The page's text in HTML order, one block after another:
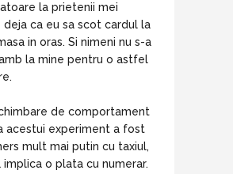
la prietenii mei
deja ca eu sa scot cardul la
in oras. Si nimeni nu s-a
la mine pentru o astfel
de comportament
acestui experiment a fost
mult mai putin cu taxiul,
implica o plata cu numerar.